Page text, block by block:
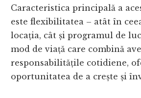
Caracteristica principală a
este flexibilitatea – atât în
locația, cât și programul de
mod de viață care combină
responsabilitățile cotidiene,
oportunitatea de a crește și